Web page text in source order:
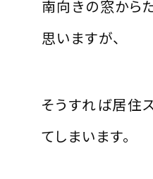
南向きの窓から
思いますが、
そうすれば居住
てしまいます。